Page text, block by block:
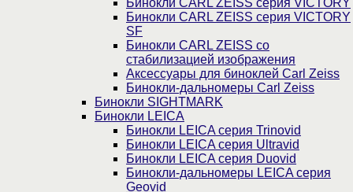
Бинокли CARL ZEISS серия VICTORY
Бинокли CARL ZEISS серия VICTORY
SF
Бинокли CARL ZEISS со
стабилизацией изображения
Аксессуары для биноклей Carl Zeiss
Бинокли-дальномеры Carl Zeiss
Бинокли SIGHTMARK
Бинокли LEICA
Бинокли LEICA серия Trinovid
Бинокли LEICA серия Ultravid
Бинокли LEICA серия Duovid
Бинокли-дальномеры LEICA серия
Geovid